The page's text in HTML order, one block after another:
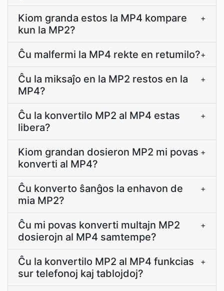
Kiom granda estos la MP4 kompare
kun la MP2?
+
Ĉu malfermi la MP4 rekte en retumilo?+
Ĉu la miksaĵo en la MP2 restos en la
MP4?
+
Ĉu la konvertilo MP2 al MP4 estas
libera?
+
Kiom grandan dosieron MP2 mi povas
konverti al MP4?
+
Ĉu konverto ŝanĝos la enhavon de
mia MP2?
+
Ĉu mi povas konverti multajn MP2
dosierojn al MP4 samtempe?
+
Ĉu la konvertilo MP2 al MP4 funkcias
sur telefonoj kaj tablojdoj?
+